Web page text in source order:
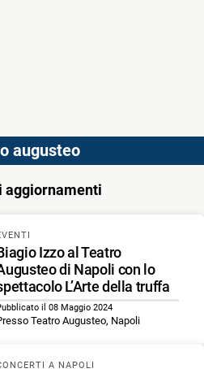
augusteo
aggiornamenti
Izzo al Teatro
di Napoli con lo
L’Arte della truffa
il 08 Maggio 2024
Teatro Augusteo, Napoli
A NAPOLI